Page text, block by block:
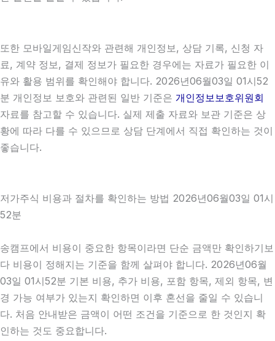
또한 모바일게임신작와 관련해 개인정보, 상담 기록, 신청 자
료, 계약 정보, 결제 정보가 필요한 경우에는 자료가 필요한 이
유와 활용 범위를 확인해야 합니다. 2026년06월03일 01시52
분 개인정보 보호와 관련된 일반 기준은 개인정보보호위원회
자료를 참고할 수 있습니다. 실제 제출 자료와 보관 기준은 상
황에 따라 다를 수 있으므로 상담 단계에서 직접 확인하는 것이
좋습니다.
저가주식 비용과 절차를 확인하는 방법 2026년06월03일 01시
52분
송캠프에서 비용이 중요한 항목이라면 단순 금액만 확인하기보
다 비용이 정해지는 기준을 함께 살펴야 합니다. 2026년06월
03일 01시52분 기본 비용, 추가 비용, 포함 항목, 제외 항목, 변
경 가능 여부가 있는지 확인하면 이후 혼선을 줄일 수 있습니
다. 처음 안내받은 금액이 어떤 조건을 기준으로 한 것인지 확
인하는 것도 중요합니다.